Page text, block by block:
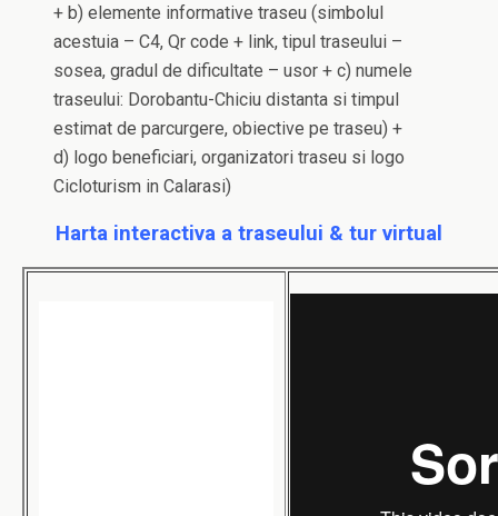
+ b) elemente informative traseu (simbolul
acestuia – C4, Qr code + link, tipul traseului –
sosea, gradul de dificultate – usor + c) numele
traseului: Dorobantu-Chiciu distanta si timpul
estimat de parcurgere, obiective pe traseu) +
d) logo beneficiari, organizatori traseu si logo
Cicloturism in Calarasi)
Harta interactiva a traseului & tur virtual